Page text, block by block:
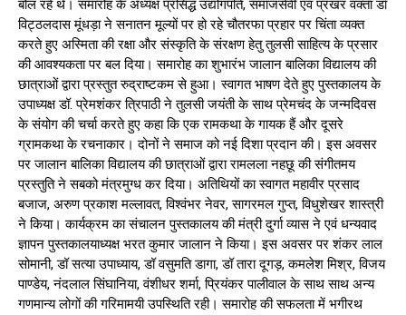
बोल रहे थे। समारोह के अध्यक्ष प्रसिद्ध उद्योगपति, समाजसेवी एवं प्रखर वक्ता डॉ
विट्ठलदास मूंधड़ा ने सनातन मूल्यों पर हो रहे चौतरफा प्रहार पर चिंता व्यक्त
करते हुए अस्मिता की रक्षा और संस्कृति के संरक्षण हेतु तुलसी साहित्य के प्रसार
की आवश्यकता पर बल दिया। समारोह का शुभारंभ जालान बालिका विद्यालय की
छात्राओं द्वारा प्रस्तुत रुद्राष्टकम से हुआ। स्वागत भाषण देते हुए पुस्तकालय के
उपाध्यक्ष डॉ. प्रेमशंकर त्रिपाठी ने तुलसी जयंती के साथ प्रेमचंद के जन्मदिवस
के संयोग की चर्चा करते हुए कहा कि एक रामकथा के गायक हैं और दूसरे
ग्रामकथा के रचनाकार। दोनों ने समाज को नई दिशा प्रदान की। इस अवसर
पर जालान बालिका विद्यालय की छात्राओं द्वारा रामलला नहछू की संगीतमय
प्रस्तुति ने सबको मंत्रमुग्ध कर दिया। अतिथियों का स्वागत महावीर प्रसाद
बजाज, अरुण प्रकाश मल्लावत, विश्वंभर नेवर, सागरमल गुप्त, विधुशेखर शास्त्री
ने किया। कार्यक्रम का संचालन पुस्तकालय की मंत्री दुर्गा व्यास ने एवं धन्यवाद
ज्ञापन पुस्तकालयाध्यक्ष भरत कुमार जालान ने किया। इस अवसर पर शंकर लाल
सोमानी, डॉ सत्या उपाध्याय, डॉ वसुमति डागा, डॉ तारा दूगड़, कमलेश मिश्र, विजय
पाण्डेय, नंदलाल सिंघानिया, वंशीधर शर्मा, प्रियंकर पालीवाल के साथ साथ अन्य
गणमान्य लोगों की गरिमामयी उपस्थिति रही। समारोह की सफलता में भगीरथ